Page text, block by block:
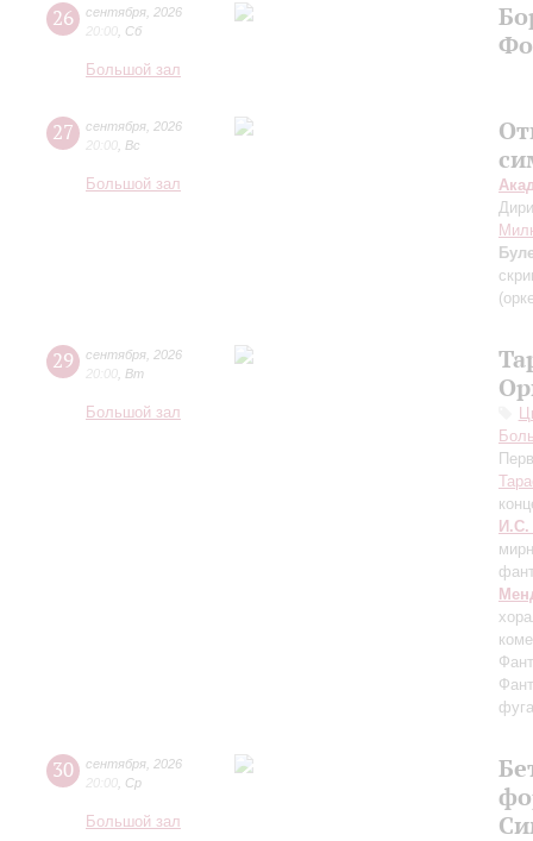
26 сентября 2026
20:00 Сб
Большой зал
27 сентября 2026
20:00 Вс
Большой зал
29 сентября 2026
20:00 Вт
Большой зал
И.С.
30 сентября 2026
20:00 Ср
Большой зал